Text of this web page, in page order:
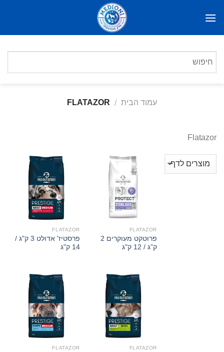
עמוד הבית /
Flatazor
FLATAZOR
פרוטקט מעוקרים 2
ק”ג / 12 ק"ג
FLATAZOR
פרסטיז' אדולט 3 ק"ג /
14 ק"ג
FLATAZOR
FLATAZOR